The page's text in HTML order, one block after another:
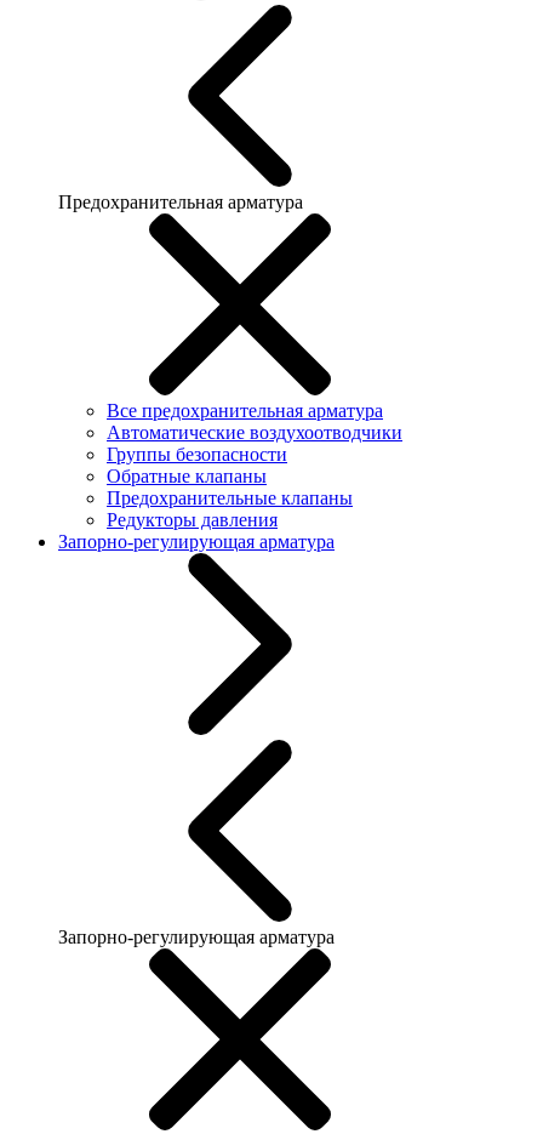
Предохранительная арматура
Все предохранительная арматура
Автоматические воздухоотводчики
Группы безопасности
Обратные клапаны
Предохранительные клапаны
Редукторы давления
Запорно-регулирующая арматура
Запорно-регулирующая арматура